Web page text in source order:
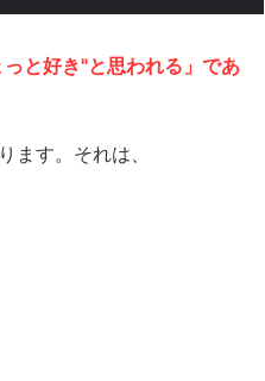
と好き"と思われる 」であ
ます。それは、